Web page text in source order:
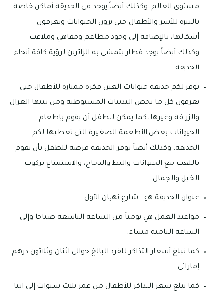
مستوى العالم وكذلك أيضاً يوجد في الحديقة أماكن خاصة
بالتنزه للأسر والأطفال حتى يرون الحيوانات ويعرفون
أشكالها، بالإضافة إلى وجود مطاعم ومقاهي وملاعب
وكذلك أيضاً يوجد قطار يتمشى به الزائرين لرؤية كافة أنحاء
الحديقة.
توفر لكم حديقة حيوانات العين فكرة ممتازة للأطفال حتى
يعرفون كل ما يخص الثدييات المستوطنة ومن بينها الغزال
والزرافة وغيرها، كما يمكن للطفل أن يقوم بإطعام
الحيوانات بعض الأطعمة الصغيرة التي تعطيها لكم
الحديقة، وكذلك أيضاً توفر الحديقة فرصة للطفل بأن يقوم
باللعب مع الحيوانات والبط والدجاج، والاستمتاع بركوب
الخيل والجمال.
عنوان الحديقة هو : شارع نهيان الأول.
مواعيد العمل هي يومياً من الساعة التاسعة صباحا وإلى
الساعة الثامنة مساء.
كما تبلغ أسعار التذاكر للفرد البالغ حوالي اثنان وثلاثون درهم
إماراتي.
كما يبلغ سعر التذاكر للأطفال من عمر ثلاث سنوات إلى اثنا